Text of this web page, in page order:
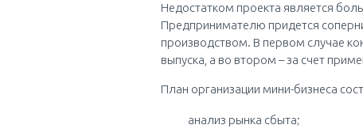
Недостатком проекта является
Предпринимателю придется
производством. В первом случае
выпуска, а во втором – за счет
План организации мини-бизнеса
анализ рынка сбыта;